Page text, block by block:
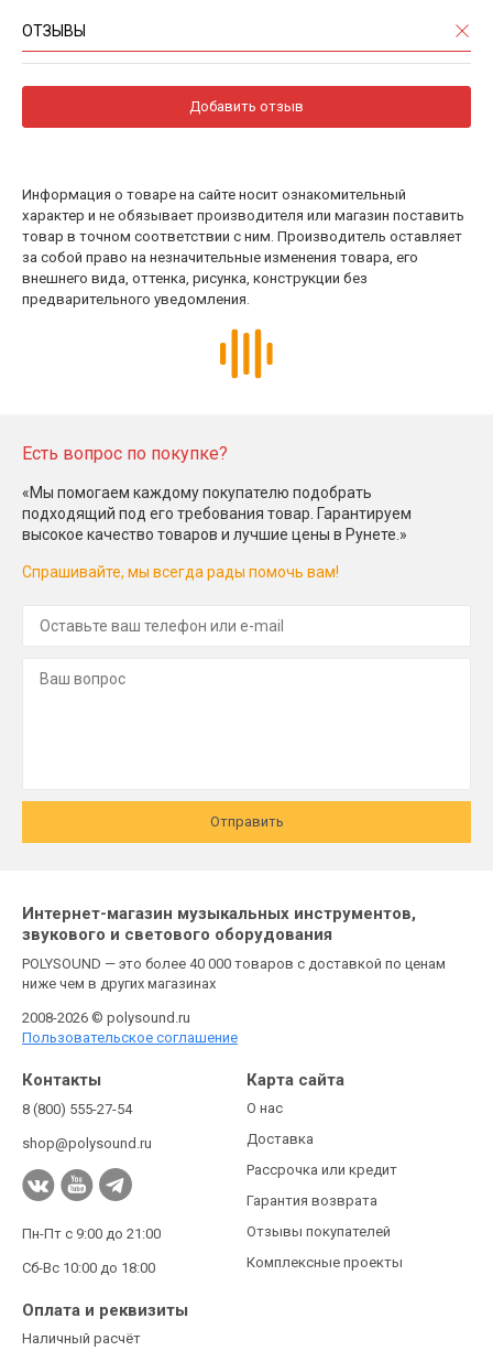
ОТЗЫВЫ
Добавить отзыв
Информация о товаре на сайте носит ознакомительный
характер и не обязывает производителя или магазин поставить
товар в точном соответствии с ним. Производитель оставляет
за собой право на незначительные изменения товара, его
внешнего вида, оттенка, рисунка, конструкции без
предварительного уведомления.
Есть вопрос по покупке?
«Мы помогаем каждому покупателю подобрать
подходящий под его требования товар. Гарантируем
высокое качество товаров и лучшие цены в Рунете.»
Спрашивайте, мы всегда рады помочь вам!
Отправить
Интернет-магазин музыкальных инструментов,
звукового и светового оборудования
POLYSOUND — это более 40 000 товаров с доставкой по ценам
ниже чем в других магазинах
2008-2026 © polysound.ru
Пользовательское соглашение
Контакты
8 (800) 555-27-54
shop@polysound.ru
Пн-Пт с 9:00 до 21:00
Сб-Вс 10:00 до 18:00
Карта сайта
О нас
Доставка
Рассрочка или кредит
Гарантия возврата
Отзывы покупателей
Комплексные проекты
Оплата и реквизиты
Наличный расчёт